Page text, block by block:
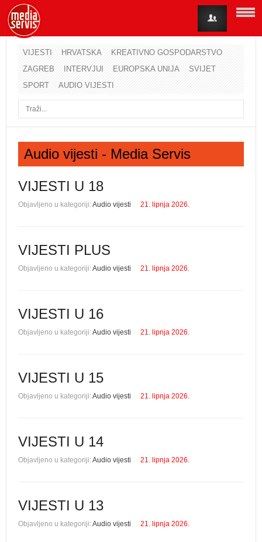
VIJESTI HRVATSKA
KREATIVNO GOSPODARSTVO
ZAGREB
INTERVJUI EUROPSKA UNIJA
SVIJET
SPORT
AUDIO VIJESTI
Audio vijesti - Media Servis
VIJESTI U 18
Objavljeno u kategoriji:Audio vijesti 21. lipnja 2026.
VIJESTI PLUS
Objavljeno u kategoriji:Audio vijesti 21. lipnja 2026.
VIJESTI U 16
Objavljeno u kategoriji:Audio vijesti 21. lipnja 2026.
VIJESTI U 15
Objavljeno u kategoriji:Audio vijesti 21. lipnja 2026.
VIJESTI U 14
Objavljeno u kategoriji:Audio vijesti 21. lipnja 2026.
VIJESTI U 13
Objavljeno u kategoriji:Audio vijesti 21. lipnja 2026.
Korisničko ime
Lozinka
Zaboravili ste lozinku?